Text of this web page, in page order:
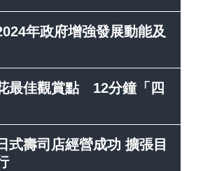
年政府增強發展動能及
最佳觀賞點 12分鐘「四
式壽司店經營成功 擴張目